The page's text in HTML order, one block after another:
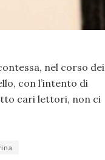
nel corso dei
con l’intento di
cari lettori, non ci